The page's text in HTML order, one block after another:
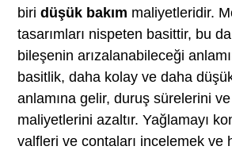
biri düşük bakım maliyetleridir.
tasarımları nispeten basittir, bu
bileşenin arızalanabileceği
basitlik, daha kolay ve daha
anlamına gelir, duruş sürelerini ve
maliyetlerini azaltır. Yağlamayı
valfleri ve contaları incelemek ve